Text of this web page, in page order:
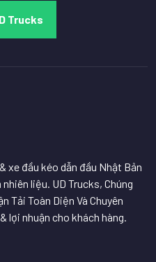
xe đầu kéo dẫn đầu Nhật Bản
liệu. UD Trucks, Chúng
Tải Toàn Diện Và Chuyên
lợi nhuận cho khách hàng.